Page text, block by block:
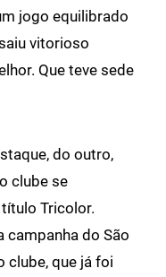
jogo equilibrado
vitorioso
Que teve sede
do outro,
clube se
Tricolor.
campanha do São
clube, que já foi